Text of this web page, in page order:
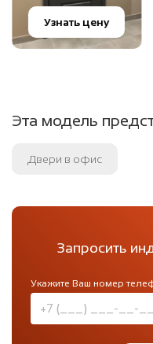
Узнать цену
Эта модель
Двери в офис
Запросить
Укажите Ваш номер